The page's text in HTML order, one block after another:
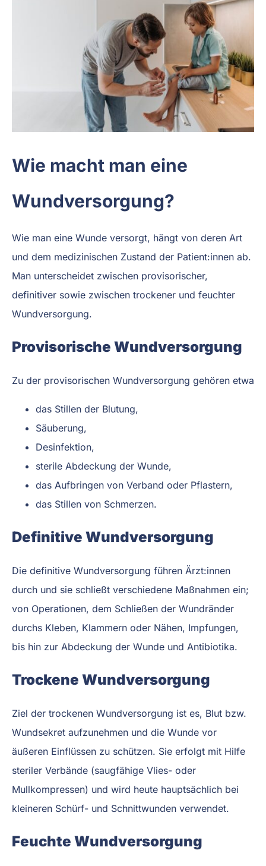
Wie macht man eine
Wundversorgung?
Wie man eine Wunde versorgt, hängt von deren Art
und dem medizinischen Zustand der Patient:innen ab.
Man unterscheidet zwischen provisorischer,
definitiver sowie zwischen trockener und feuchter
Wundversorgung.
Provisorische Wundversorgung
Zu der provisorischen Wundversorgung gehören etwa
das Stillen der Blutung,
Säuberung,
Desinfektion,
sterile Abdeckung der Wunde,
das Aufbringen von Verband oder Pflastern,
das Stillen von Schmerzen.
Definitive Wundversorgung
Die definitive Wundversorgung führen Ärzt:innen
durch und sie schließt verschiedene Maßnahmen ein;
von Operationen, dem Schließen der Wundränder
durchs Kleben, Klammern oder Nähen, Impfungen,
bis hin zur Abdeckung der Wunde und Antibiotika.
Trockene Wundversorgung
Ziel der trockenen Wundversorgung ist es, Blut bzw.
Wundsekret aufzunehmen und die Wunde vor
äußeren Einflüssen zu schützen. Sie erfolgt mit Hilfe
steriler Verbände (saugfähige Vlies- oder
Mullkompressen) und wird heute hauptsächlich bei
kleineren Schürf- und Schnittwunden verwendet.
Feuchte Wundversorgung